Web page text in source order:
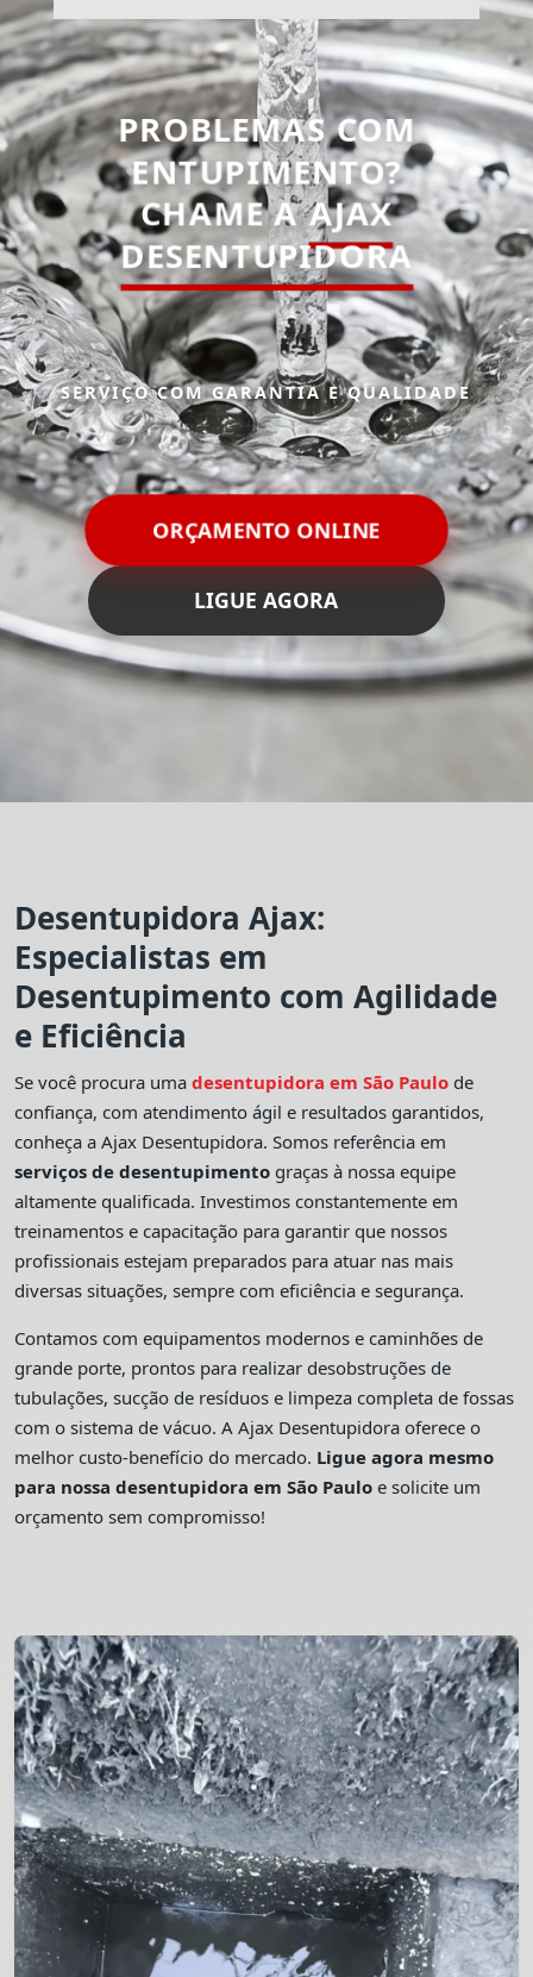
PROBLEMAS COM
ENTUPIMENTO?
CHAME AAJAX
DESENTUPIDORA
SERVIÇO COM GARANTIA E QUALIDADE
ORÇAMENTO ONLINE
LIGUE AGORA
Desentupidora Ajax:
Especialistas em
Desentupimento com Agilidade
e Eficiência
Se você procura umadesentupidora em São Paulo de
confiança, com atendimento ágil e resultados garantidos,
conheça a Ajax Desentupidora. Somos referência em
serviços de desentupimento graças à nossa equipe
altamente qualificada. Investimos constantemente em
treinamentos e capacitação para garantir que nossos
profissionais estejam preparados para atuar nas mais
diversas situações, sempre com eficiência e segurança.
Contamos com equipamentos modernos e caminhões de
grande porte, prontos para realizar desobstruções de
tubulações, sucção de resíduos e limpeza completa de fossas
com o sistema de vácuo. A Ajax Desentupidora oferece o
melhor custo-benefício do mercado. Ligue agora mesmo
para nossa desentupidora em São Paulo e solicite um
orçamento sem compromisso!